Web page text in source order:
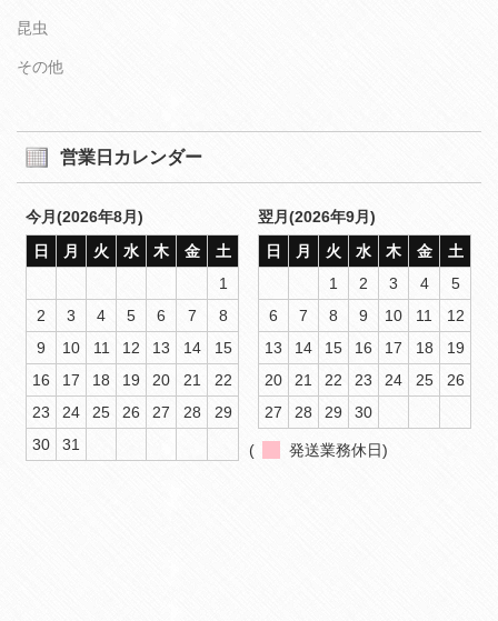
昆虫
その他
営業日カレンダー
今月(2026年8月)
日
月 火 水 木 金
土
1
2
3 4 5 6 7
8
9
10 11 12 13 14
15
16
17 18 19 20 21
22
23
24 25 26 27 28
29
30
31
翌月(2026年9月)
日
月 火 水 木 金
土
1
2 3 4
5
6
7 8 9 10 11
12
13
14 15 16 17 18
19
20
21 22 23 24 25
26
27
28 29 30
( 発送業務休日)